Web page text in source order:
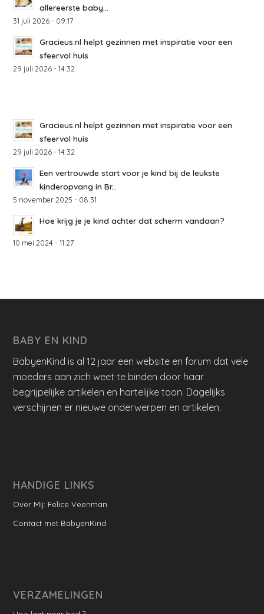
allereerste baby...
31 juli 2026 - 09:17
Gracieus.nl helpt gezinnen met inspiratie voor een
sfeervol huis
29 juli 2026 - 14:32
Gracieus.nl helpt gezinnen met inspiratie voor een
sfeervol huis
29 juli 2026 - 14:32
Een vertrouwde start voor je kind bij de leukste
kinderopvang in Br...
5 november 2025 - 08:31
Hoe krijg je je kind achter dat scherm vandaan?
10 mei 2024 - 11:27
BABY EN KIND
BabyenKind is al 12 jaar een website en forum dat vele
moeders aan zich weet te binden door haar
begrijpelijke artikelen en hartelijke toon. Dagelijks
verschijnen er nieuwe onderwerpen en artikelen.
HANDIGE LINKS
Over Mij: Felice Veenman
Contact met BabyenKind
VERZAMELINGEN